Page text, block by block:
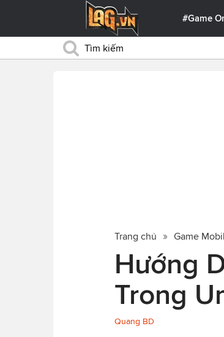
#Game
Trang chủ Game
Hướng
Trong
Quang BD